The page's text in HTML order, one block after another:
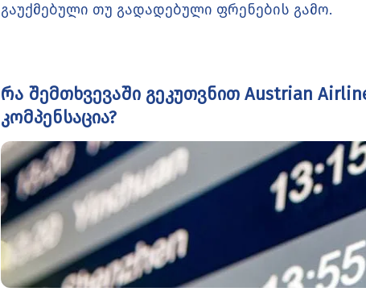
გაუქმებული თუ გადადებული ფრენების გამო.
რა შემთხვევაში გეკუთვნით Austrian
კომპენსაცია?